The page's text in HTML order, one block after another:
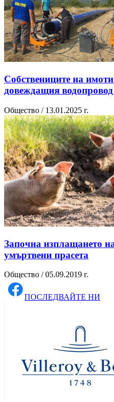
Собствениците на
довеждащия
Общество / 13.01.2025 г.
Започна изплащането
умъртвени прасета
Общество / 05.09.2019 г.
ПОСЛЕДВАЙТЕ НИ